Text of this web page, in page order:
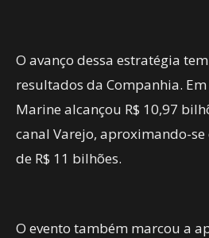
O avanço dessa estratégia
resultados da Companhia.
Marine alcançou R$ 10,97
canal Varejo, aproximando-
de R$ 11 bilhões.
O evento também marcou a